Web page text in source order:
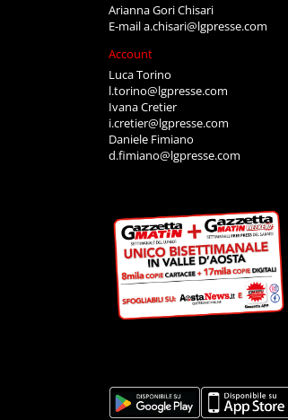
Arianna Gori Chisari
E-maila.chisari@lgpresse.com
Account
Luca Torino
l.torino@lgpresse.com
Ivana Cretier
i.cretier@lgpresse.com
Daniele Fimiano
d.fimiano@lgpresse.com